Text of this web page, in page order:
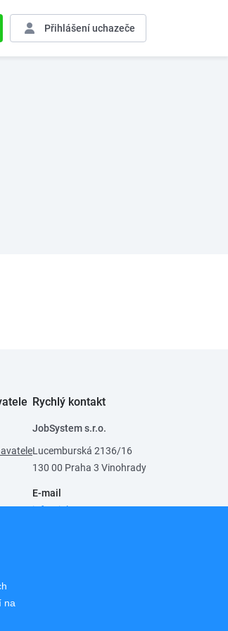
Přihlášeníuchazeče
Rychlý kontakt
JobSystem s.r.o.
Lucemburská 2136/16
130 00 Praha 3 Vinohrady
E-mail
info@jobsystem.cz
na